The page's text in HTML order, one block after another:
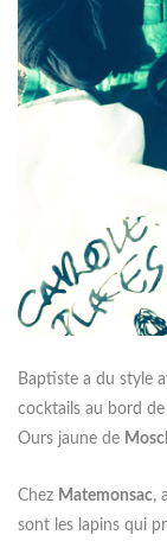
Baptiste a du style
cocktails au bord
Ours jaune de
Chez Matemonsac,
sont les lapins qui